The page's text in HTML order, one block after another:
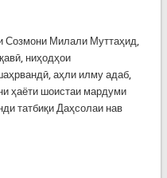
Созмони Милали Муттаҳид,
ниҳодҳои
аҳли илму адаб,
ҳаёти шоистаи мардуми
татбиқи Даҳсолаи нав